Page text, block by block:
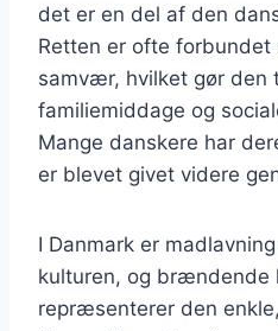
det er en del af den
Retten er ofte forbundet
samvær, hvilket gør den
familiemiddage og
Mange danskere har
er blevet givet videre
I Danmark er
kulturen, og brændende
repræsenterer den